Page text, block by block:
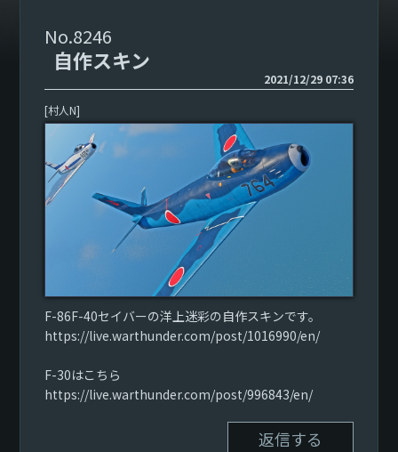
8246
自作スキン
2021/12/29 07:36
[村人N]
F-86F-40セイバーの洋上迷彩の自作スキンです。
https://live.warthunder.com/post/1016990/en/
F-30はこちら
https://live.warthunder.com/post/996843/en/
返信する